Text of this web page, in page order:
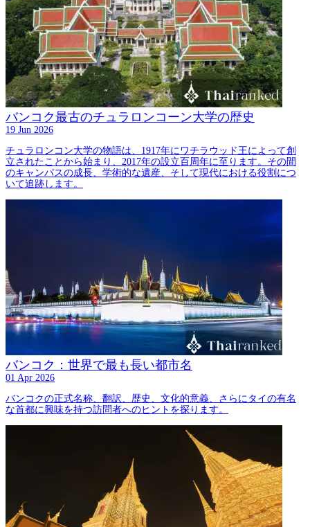
バンコク最古のチュラロンコーン大学の歴史
19 Jun 2026
チュラロンコン大学の物語は、1917年にワチラウッド王によって創
立されたことから始まり、2017年の設立百周年に至ります。その間
のキャンパスの成長、学術的な遺産、そして現代における役割につ
いて追跡します。
バンコク：世界で最も長い都市名
01 Apr 2026
バンコクの正式名称、翻訳、歴史、文化的意義、さらにタイの有名
な首都に興味を持つ訪問者へのヒントを探ります。